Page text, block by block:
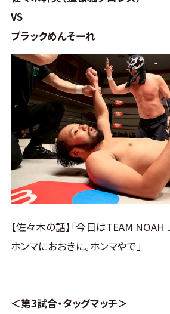
VS
ブラックめんそーれ
【佐々木の話】｢今日はTEAM
ホンマにおおきに｡ホンマやで｣
＜第3試合・タッグマッチ＞